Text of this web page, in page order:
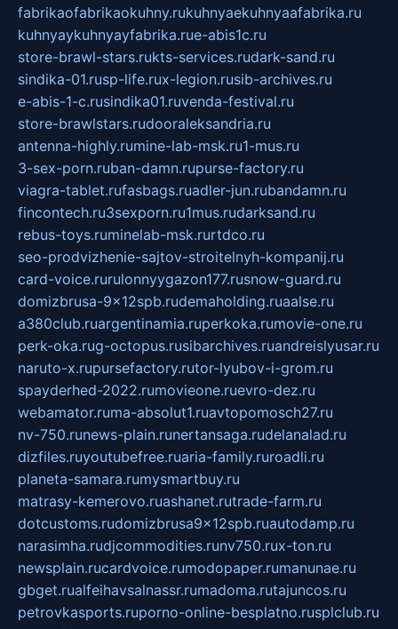
fabrikaofabrikaokuhny.rukuhnyaekuhnyaafabrika.ru
kuhnyaykuhnyayfabrika.rue-abis1c.ru
store-brawl-stars.rukts-services.rudark-sand.ru
sindika-01.rusp-life.rux-legion.rusib-archives.ru
e-abis-1-c.rusindika01.ruvenda-festival.ru
store-brawlstars.rudooraleksandria.ru
antenna-highly.rumine-lab-msk.ru1-mus.ru
3-sex-porn.ruban-damn.rupurse-factory.ru
viagra-tablet.rufasbags.ruadler-jun.rubandamn.ru
fincontech.ru3sexporn.ru1mus.rudarksand.ru
rebus-toys.ruminelab-msk.rurtdco.ru
seo-prodvizhenie-sajtov-stroitelnyh-kompanij.ru
card-voice.rurulonnyygazon177.rusnow-guard.ru
domizbrusa-9x12spb.rudemaholding.ruaalse.ru
a380club.ruargentinamia.ruperkoka.rumovie-one.ru
perk-oka.rug-octopus.rusibarchives.ruandreislyusar.ru
naruto-x.rupursefactory.rutor-lyubov-i-grom.ru
spayderhed-2022.rumovieone.ruevro-dez.ru
webamator.ruma-absolut1.ruavtopomosch27.ru
nv-750.runews-plain.runertansaga.rudelanalad.ru
dizfiles.ruyoutubefree.ruaria-family.ruroadli.ru
planeta-samara.rumysmartbuy.ru
matrasy-kemerovo.ruashanet.rutrade-farm.ru
dotcustoms.rudomizbrusa9x12spb.ruautodamp.ru
narasimha.rudjcommodities.runv750.rux-ton.ru
newsplain.rucardvoice.rumodopaper.rumanunae.ru
gbget.rualfeihavsalnassr.rumadoma.rutajuncos.ru
petrovkasports.ruporno-online-besplatno.rusplclub.ru